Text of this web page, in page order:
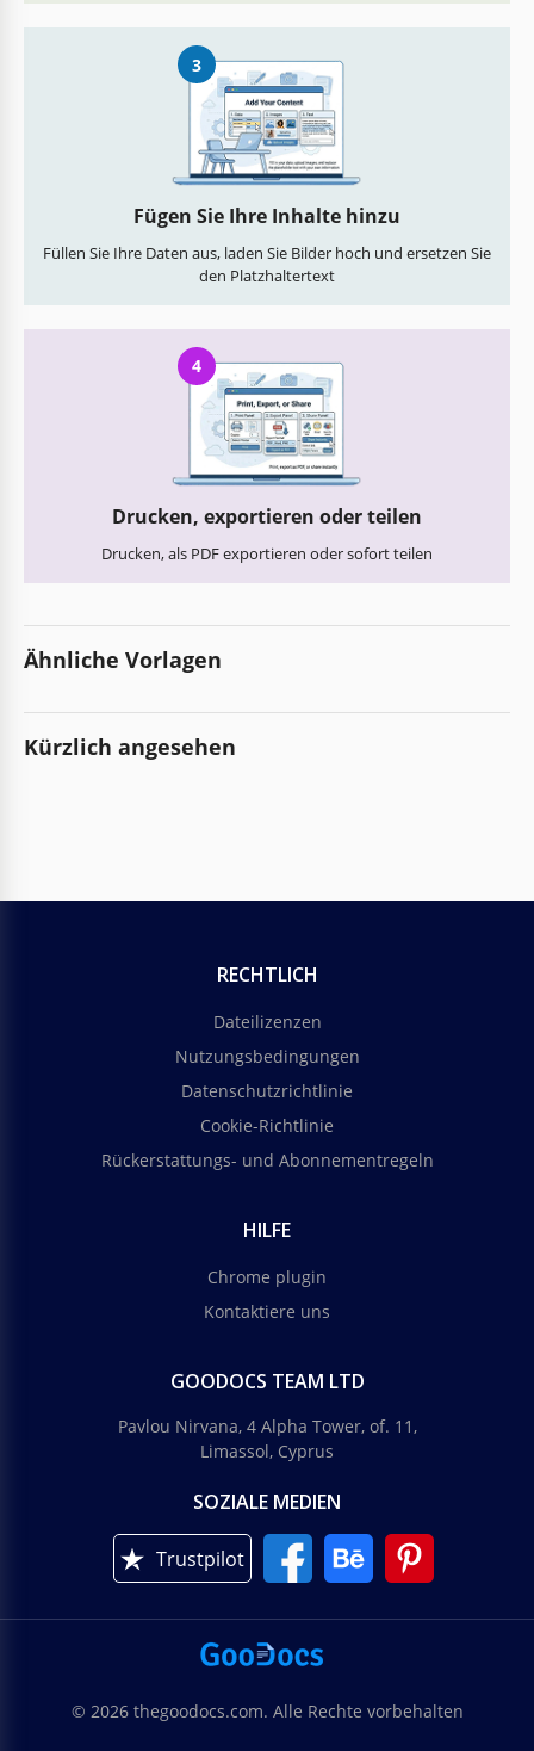
3
Fügen Sie Ihre Inhalte hinzu
Füllen Sie Ihre Daten aus, laden Sie Bilder hoch und ersetzen Sie
den Platzhaltertext
4
Drucken, exportieren oder teilen
Drucken, als PDF exportieren oder sofort teilen
Ähnliche Vorlagen
Kürzlich angesehen
RECHTLICH
Dateilizenzen
Nutzungsbedingungen
Datenschutzrichtlinie
Cookie-Richtlinie
Rückerstattungs- und Abonnementregeln
HILFE
Chrome plugin
Kontaktiere uns
GOODOCS TEAM LTD
Pavlou Nirvana, 4 Alpha Tower, of. 11,
Limassol, Cyprus
SOZIALE MEDIEN
Trustpilot
© 2026 thegoodocs.com. Alle Rechte vorbehalten